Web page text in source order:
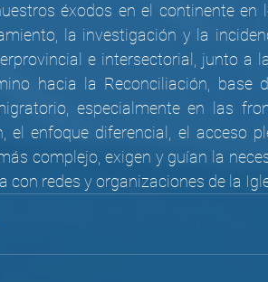
éxodos en el continente
la investigación y la
e intersectorial, junto a
hacia la Reconciliación, base
especialmente en las
el enfoque diferencial, el acceso
complejo, exigen y guían la
con redes y organizaciones de la